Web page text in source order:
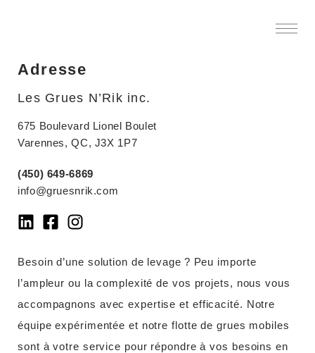
Adresse
Les Grues N’Rik inc.
675 Boulevard Lionel Boulet
Varennes, QC, J3X 1P7
(450) 649-6869
info@gruesnrik.com
Besoin d’une solution de levage ? Peu importe
l’ampleur ou la complexité de vos projets, nous vous
accompagnons avec expertise et efficacité. Notre
équipe expérimentée et notre flotte de grues mobiles
sont à votre service pour répondre à vos besoins en